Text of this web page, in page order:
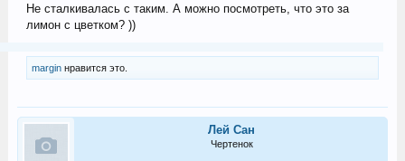
Не сталкивалась с таким. А можно посмотреть, что это за
лимон с цветком? ))
marginнравится это.
Лей Сан
Чертенок